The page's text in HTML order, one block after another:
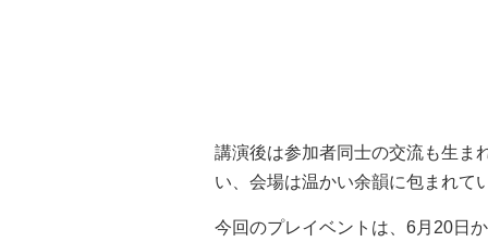
講演後は参加者同士の交流も生ま
い、会場は温かい余韻に包まれて
今回のプレイベントは、6月20日